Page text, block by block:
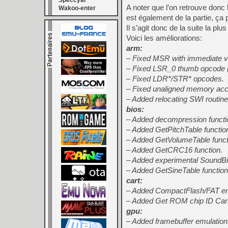
Wakoo-enter
A noter que l’on retrouve
est également de la partie, ça
Il s’agit donc de la suite la
Voici les améliorations:
arm:
– Fixed MSR with immediate
– Fixed LSR_0 thumb
– Fixed LDR*/STR* opcodes.
– Fixed unaligned memory
– Added relocating SWI
bios:
– Added decompression
– Added GetPitchTable
– Added GetVolumeTable
– Added GetCRC16 function.
– Added experimental
– Added GetSineTable
cart:
– Added CompactFlash/FAT
– Added Get ROM chip ID
gpu:
– Added framebuffer